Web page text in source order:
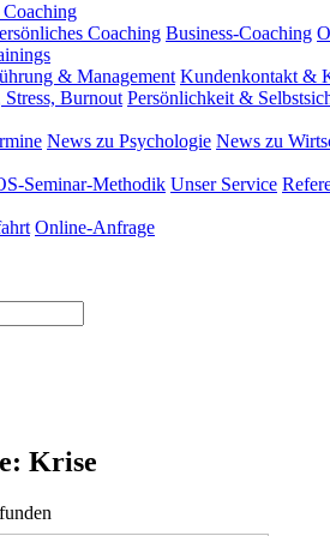
Coaching Business-Coaching
& Management Kundenkontakt &
Stress, Burnout Persönlichkeit &
News zu Psychologie News zu
Seminar-Methodik Unser Service
Online-Anfrage
Krise